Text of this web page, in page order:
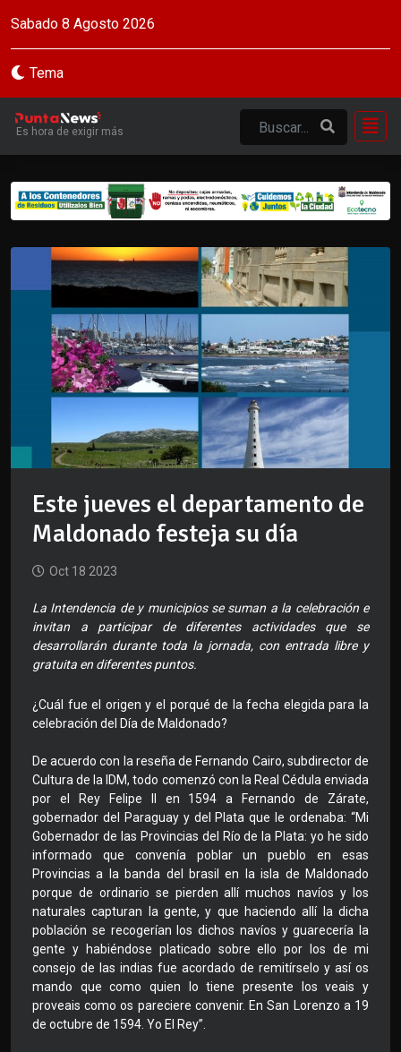
Sabado 8 Agosto 2026
Tema
Es hora de exigir más
Este jueves el departamento de
Maldonado festeja su día
Oct 18 2023
La Intendencia de y municipios se suman a la celebración e
invitan a participar de diferentes actividades que se
desarrollarán durante toda la jornada, con entrada libre y
gratuita en diferentes puntos.
¿Cuál fue el origen y el porqué de la fecha elegida para la
celebración del Día de Maldonado?
De acuerdo con la reseña de Fernando Cairo, subdirector de
Cultura de la IDM, todo comenzó con la Real Cédula enviada
por el Rey Felipe II en 1594 a Fernando de Zárate,
gobernador del Paraguay y del Plata que le ordenaba: “Mi
Gobernador de las Provincias del Río de la Plata: yo he sido
informado que convenía poblar un pueblo en esas
Provincias a la banda del brasil en la isla de Maldonado
porque de ordinario se pierden allí muchos navíos y los
naturales capturan la gente, y que haciendo allí la dicha
población se recogerían los dichos navíos y guarecería la
gente y habiéndose platicado sobre ello por los de mi
consejo de las indias fue acordado de remitírselo y así os
mando que como quien lo tiene presente los veais y
proveais como os pareciere convenir. En San Lorenzo a 19
de octubre de 1594. Yo El Rey”.